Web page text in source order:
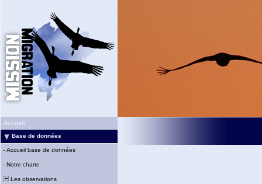
Accueil
Base de données
- Accueil base de données
- Notre charte
Les observations